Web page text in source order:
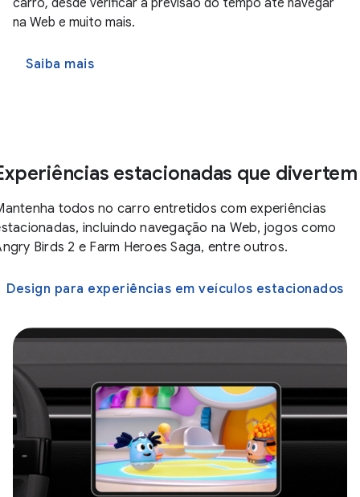
carro, desde verificar a previsão do tempo até navegar
na Web e muito mais.
Saiba mais
estacionadas que divertem
todos no carro entretidos com experiências
incluindo navegação na Web, jogos como
Birds 2 e Farm Heroes Saga, entre outros.
Design para experiências em veículos estacionados